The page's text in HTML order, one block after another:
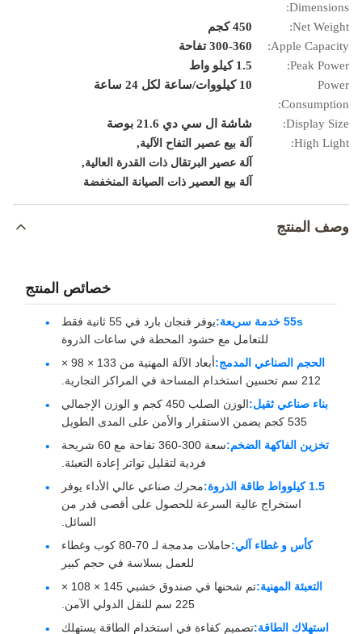
Dimensions:
Net Weight:
450 كجم
Apple Capacity:
300-360 تفاحة
Peak Power:
1.5 كيلو واط
Power
Consumption:
10 كيلووات/ساعة لكل 24 ساعة
Display Size:
شاشة ال سي دي 21.6 بوصة
High Light:
آلة بيع عصير التفاح الآلية,
آلة عصير البرتقال ذات القدرة العالية,
آلة بيع العصير ذات الصيانة المنخفضة
وصف المنتج
خصائص المنتج
55s خدمة سريعة:
يوفر فنجان بارد في 55 ثانية فقط
للتعامل مع حشود المحطة في ساعات الذروة
الحجم الصناعي المدمج:
أبعاد الآلة المهنية من 133 × 98 ×
212 سم تحسين استخدام المساحة في المراكز التجارية.
بناء صناعي ثقيل:
الوزن الصلب 450 كجم و الوزن الإجمالي
535 كجم يضمن الاستقرار والأمن على المدى الطويل
تخزين الفاكهة الضخم:
سعة 300-360 تفاحة مع 60 شريحة
فردية لتقليل تواتر إعادة التعبئة.
1.5 كيلوواط طاقة الذروة:
محرك صناعي عالي الأداء يوفر
استخراج عالية السرعة للحصول على أقصى قدر من
السائل.
كأس و غطاء آلي:
حاملات مدمجة لـ 70-80 كوب وغطاء
للعمل بسلاسة في حجم كبير
التعبئة المهنية:
تم شحنها في صندوق خشبي 145 × 108 ×
225 سم للنقل الدولي الآمن.
استهلاك الطاقة:تصميم كفاءة في استخدام الطاقة يستهلك